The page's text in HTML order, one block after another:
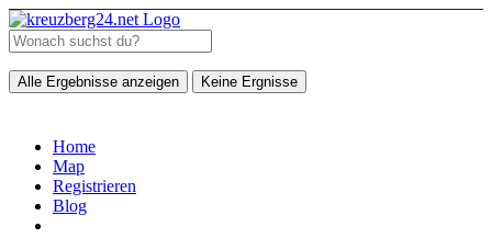
Alle Ergebnisse anzeigen Keine Ergnisse
Home
Map
Registrieren
Blog